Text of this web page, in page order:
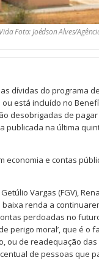
Foto: Joédson Alves/
dívidas do programa
está incluído no
desobrigadas de
na última
economia e contas
Vargas (FGV),
renda a
perdoadas no
perigo moral’, que é
ou de readequação
de pessoas que